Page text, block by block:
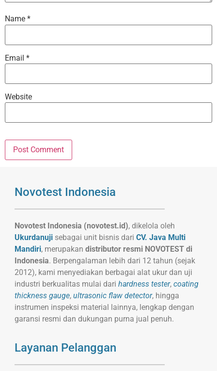
Name *
Email *
Website
Novotest Indonesia
Novotest Indonesia (novotest.id), dikelola oleh
Ukurdanuji sebagai unit bisnis dari CV. Java Multi
Mandiri, merupakan distributor resmi NOVOTEST di
Indonesia. Berpengalaman lebih dari 12 tahun (sejak
2012), kami menyediakan berbagai alat ukur dan uji
industri berkualitas mulai dari hardness tester, coating
thickness gauge, ultrasonic flaw detector, hingga
instrumen inspeksi material lainnya, lengkap dengan
garansi resmi dan dukungan purna jual penuh.
Layanan Pelanggan